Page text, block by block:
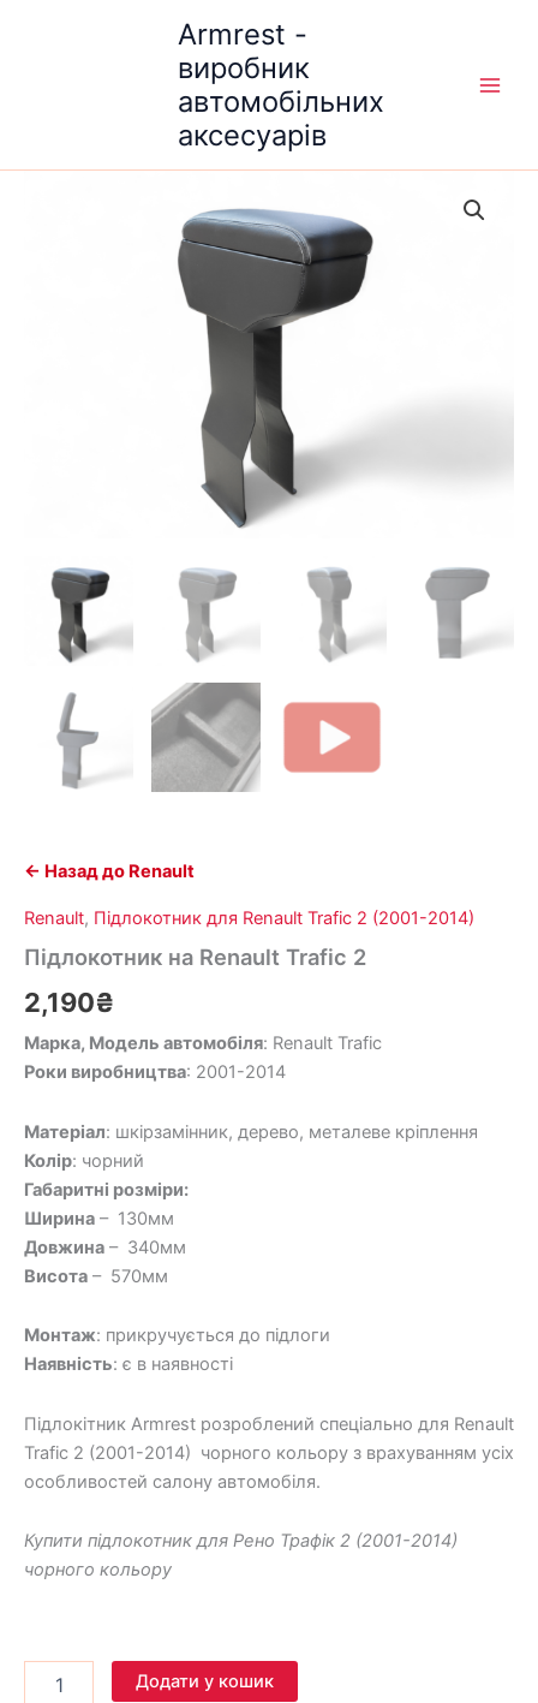
Armrest -
виробник
автомобільних
аксесуарів
← Назад до Renault
Renault, Підлокотник для Renault Trafic 2 (2001-2014)
Підлокотник на Renault Trafic 2
2,190₴
Марка, Модель автомобіля: Renault Trafic
Роки виробництва: 2001-2014
Матеріал: шкірзамінник, дерево, металеве кріплення
Колір: чорний
Габаритні розміри:
Ширина – 130мм
Довжина – 340мм
Висота – 570мм
Монтаж: прикручується до підлоги
Наявність: є в наявності
Підлокітник Armrest розроблений спеціально для Renault
Trafic 2 (2001-2014) чорного кольору з врахуванням усіх
особливостей салону автомобіля.
Купити підлокотник для Рено Трафік 2 (2001-2014)
чорного кольору
Додати у кошик